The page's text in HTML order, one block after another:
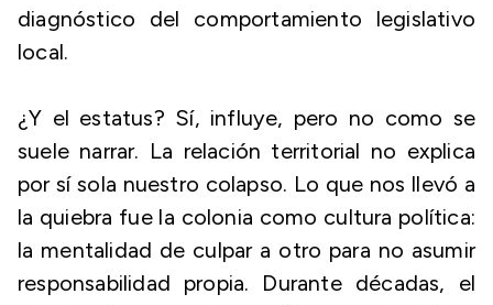
diagnóstico del comportamiento legislativo
local.
¿Y el estatus? Sí, influye, pero no como se
suele narrar. La relación territorial no explica
por sí sola nuestro colapso. Lo que nos llevó a
la quiebra fue la colonia como cultura política:
la mentalidad de culpar a otro para no asumir
responsabilidad propia. Durante décadas, el